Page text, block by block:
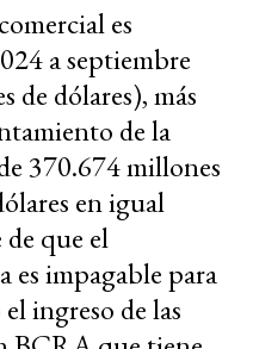
es
a septiembre
de dólares), más
de la
370.674 millones
en igual
que el
es impagable para
ingreso de las